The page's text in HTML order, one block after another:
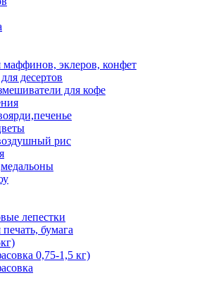
эклеров, конфет
десертов
для кофе
рис
лепестки
бумага
0,75-1,5 кг)